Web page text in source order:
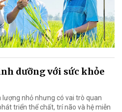
dưỡng với sức khỏe
nhỏ nhưng có vai trò quan
triển thể chất, trí não và hệ miễn